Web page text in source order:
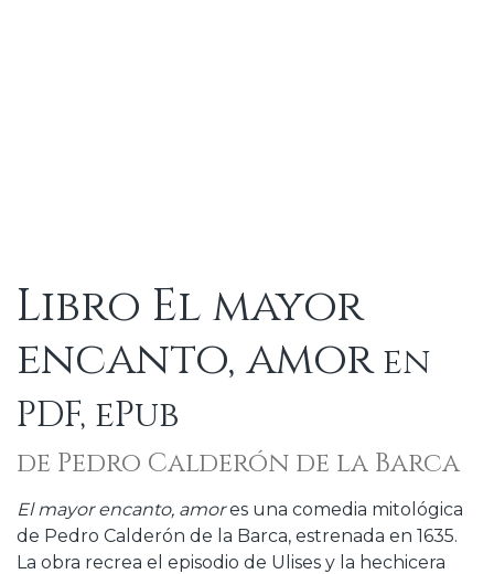
Libro El mayor
encanto, amoren
PDF, ePub
de Pedro Calderón de la Barca
El mayor encanto, amores una comedia mitológica
de Pedro Calderón de la Barca, estrenada en 1635.
La obra recrea el episodio de Ulises y la hechicera